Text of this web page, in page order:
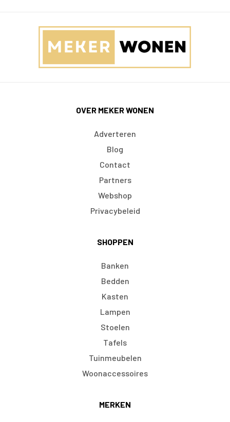
OVER MEKER WONEN
Adverteren
Blog
Contact
Partners
Webshop
Privacybeleid
SHOPPEN
Banken
Bedden
Kasten
Lampen
Stoelen
Tafels
Tuinmeubelen
Woonaccessoires
MERKEN